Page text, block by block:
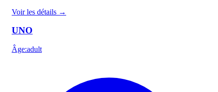
Voir les détails →
UNO
Âge:adult